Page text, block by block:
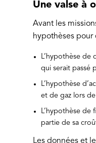
Une valse à
Avant les
hypothèses pour
L’hypothèse de
qui serait passé
L’hypothèse
et de gaz lors de
L’hypothèse de
partie de sa
Les données et